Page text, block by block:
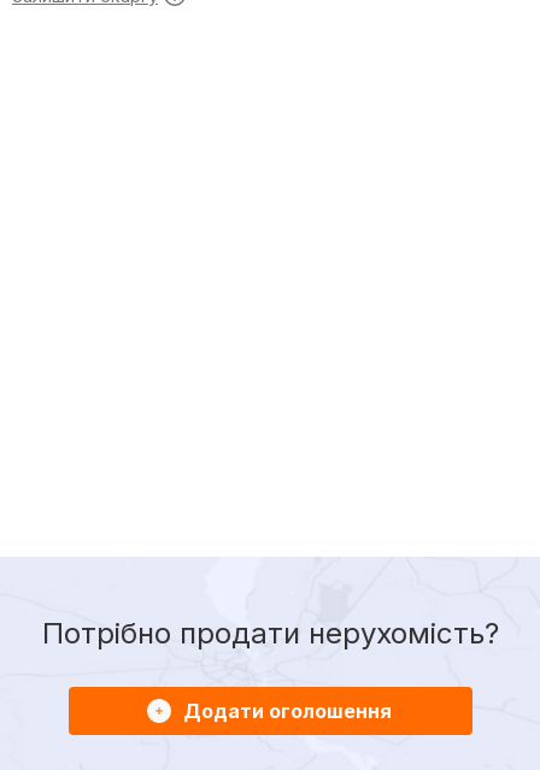
Потрібно продати нерухомість?
Додати оголошення